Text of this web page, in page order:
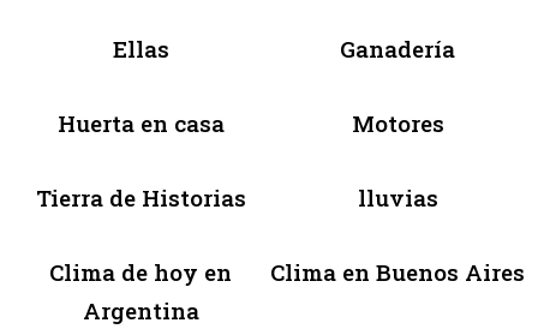
Ellas Ganadería
Huerta en casa Motores
Tierra de Historias lluvias
Clima de hoy en
Argentina
Clima en Buenos Aires